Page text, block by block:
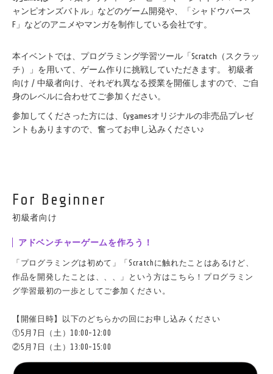
ャンピオンズバトル」などのゲーム開発や、「シャドウバース
F」などのアニメやマンガを制作している会社です。
本イベントでは、プログラミング学習ツール「Scratch（スクラッ
チ）」を用いて、ゲーム作りに挑戦していただきます。 初級者
向け / 中級者向け、それぞれ異なる授業を開催しますので、ご自
身のレベルに合わせてご参加ください。
参加してくださった方には、Cygamesオリジナルの非売品プレゼ
ントもありますので、奮ってお申し込みください♪
For Beginner
初級者向け
アドベンチャーゲームを作ろう！
「プログラミングは初めて」「Scratchに触れたことはあるけど、
作品を開発したことは、、、」という方はこちら！プログラミン
グ学習最初の一歩としてご参加ください。
【開催日時】以下のどちらかの回にお申し込みください
①5月7日（土）10:00-12:00
②5月7日（土）13:00-15:00